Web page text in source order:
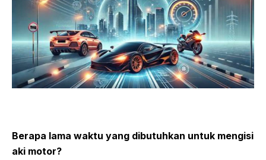
Berapa lama waktu yang dibutuhkan untuk mengisi
aki motor?